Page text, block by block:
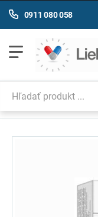
0911 080 058